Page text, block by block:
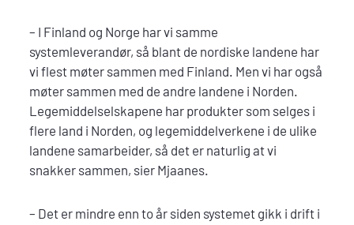
– I Finland og Norge har vi samme
systemleverandør, så blant de nordiske landene har
vi flest møter sammen med Finland. Men vi har også
møter sammen med de andre landene i Norden.
Legemiddelselskapene har produkter som selges i
flere land i Norden, og legemiddelverkene i de ulike
landene samarbeider, så det er naturlig at vi
snakker sammen, sier Mjaanes.
– Det er mindre enn to år siden systemet gikk i drift i